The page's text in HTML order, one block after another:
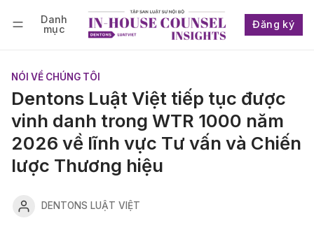
Danh
mục
Đăng ký
Đăng ký Follow
NÓI VỀ CHÚNG TÔI
Dentons Luật Việt tiếp tục được
vinh danh trong WTR 1000 năm
2026 về lĩnh vực Tư vấn và Chiến
lược Thương hiệu
DENTONS LUẬT VIỆT